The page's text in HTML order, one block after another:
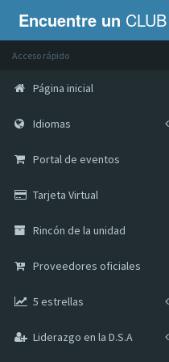
Encuentre un CLUB
Acceso rápido
Página inicial
Idiomas
Portal de eventos
Tarjeta Virtual
Rincón de la unidad
Proveedores oficiales
5 estrellas
Liderazgo en la D.S.A